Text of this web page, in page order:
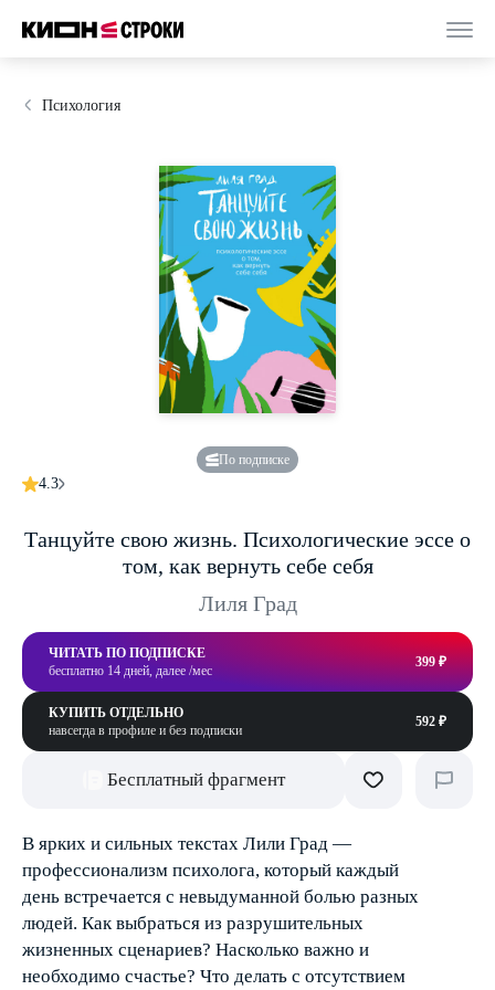
Психология
По подписке
4.3
Танцуйте свою жизнь. Психологические эссе о
том, как вернуть себе себя
Лиля Град
ЧИТАТЬ ПО ПОДПИСКЕ
бесплатно 14 дней, далее /мес
399 ₽
КУПИТЬ ОТДЕЛЬНО
навсегда в профиле и без подписки
592 ₽
Бесплатный фрагмент
В ярких и сильных текстах Лили Град —
профессионализм психолога, который каждый
день встречается с невыдуманной болью разных
людей. Как выбраться из разрушительных
жизненных сценариев? Насколько важно и
необходимо счастье? Что делать с отсутствием